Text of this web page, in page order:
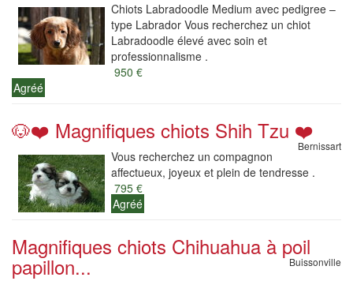
Chiots Labradoodle Medium avec pedigree –
type Labrador Vous recherchez un chiot
Labradoodle élevé avec soin et
professionnalisme .
950 €
Agréé
🐶❤️ Magnifiques chiots Shih Tzu ❤️
Bernissart
Vous recherchez un compagnon
affectueux, joyeux et plein de tendresse .
795 €
Agréé
Magnifiques chiots Chihuahua à poil
papillon... Buissonville